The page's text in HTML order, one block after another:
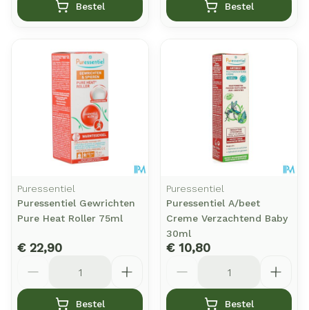
Bestel Bestel
Puressentiel
Puressentiel Gewrichten
Pure Heat Roller 75ml
€ 22,90
Bestel
Puressentiel
Puressentiel A/beet
Creme Verzachtend Baby
30ml
€ 10,80
Bestel